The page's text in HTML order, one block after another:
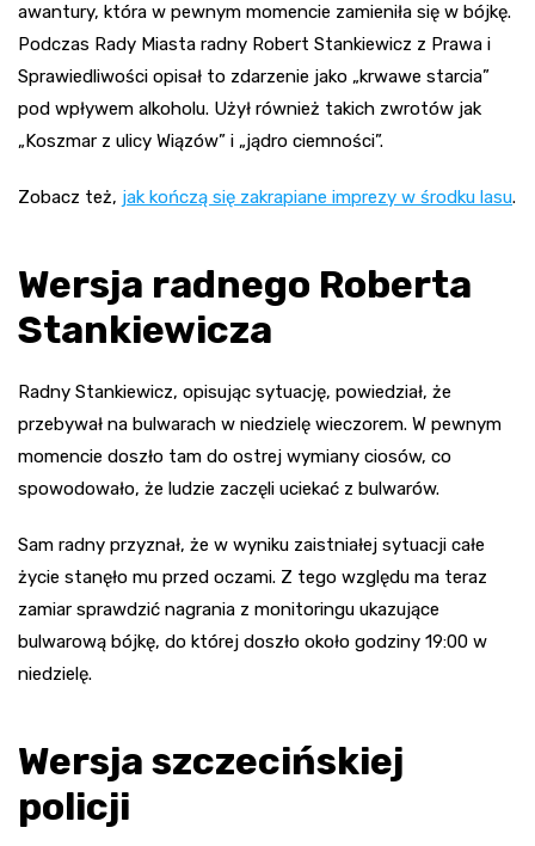
awantury, która w pewnym momencie zamieniła się w bójkę.
Podczas Rady Miasta radny Robert Stankiewicz z Prawa i
Sprawiedliwości opisał to zdarzenie jako „krwawe starcia”
pod wpływem alkoholu. Użył również takich zwrotów jak
„Koszmar z ulicy Wiązów” i „jądro ciemności”.
Zobacz też, jak kończą się zakrapiane imprezy w środku lasu.
Wersja radnego Roberta
Stankiewicza
Radny Stankiewicz, opisując sytuację, powiedział, że
przebywał na bulwarach w niedzielę wieczorem. W pewnym
momencie doszło tam do ostrej wymiany ciosów, co
spowodowało, że ludzie zaczęli uciekać z bulwarów.
Sam radny przyznał, że w wyniku zaistniałej sytuacji całe
życie stanęło mu przed oczami. Z tego względu ma teraz
zamiar sprawdzić nagrania z monitoringu ukazujące
bulwarową bójkę, do której doszło około godziny 19:00 w
niedzielę.
Wersja szczecińskiej
policji